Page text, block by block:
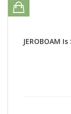
JEROBOAM